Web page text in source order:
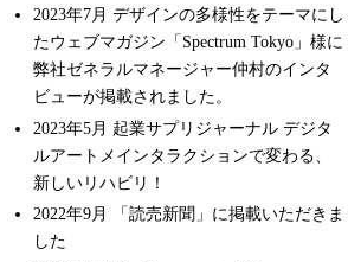
2023年7月 デザインの多様性をテーマにし
たウェブマガジン「Spectrum Tokyo」様に
弊社ゼネラルマネージャー仲村のインタ
ビューが掲載されました。
2023年5月 起業サプリジャーナル デジタ
ルアートメインタラクションで変わる、
新しいリハビリ！
2022年9月 「読売新聞」に掲載いただきま
した